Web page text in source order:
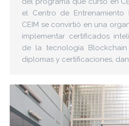
el Centro de Entrenamiento
CEIM se convirtió en una
implementar certificados
de la tecnología Blockchain
diplomas y certificaciones,